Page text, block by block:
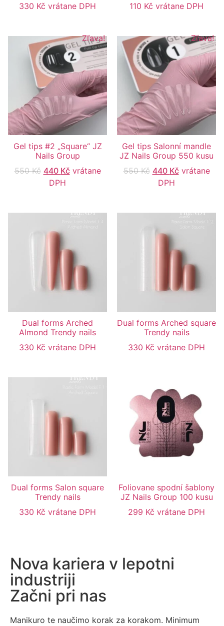
330 Kč vrátane DPH
110 Kč vrátane DPH
Zľava!
Gel tips #2 „Square“ JZ
Nails Group
550Kč 440 Kč vrátane
DPH
Zľava!
Gel tips Salonní mandle
JZ Nails Group 550 kusu
550Kč 440 Kč vrátane
DPH
Dual forms Arched
Almond Trendy nails
330 Kč vrátane DPH
Dual forms Arched square
Trendy nails
330 Kč vrátane DPH
Dual forms Salon square
Trendy nails
330 Kč vrátane DPH
Foliovane spodní šablony
JZ Nails Group 100 kusu
299 Kč vrátane DPH
Nova kariera v lepotni
industriji
Začni pri nas
Manikuro te naučimo korak za korakom. Minimum